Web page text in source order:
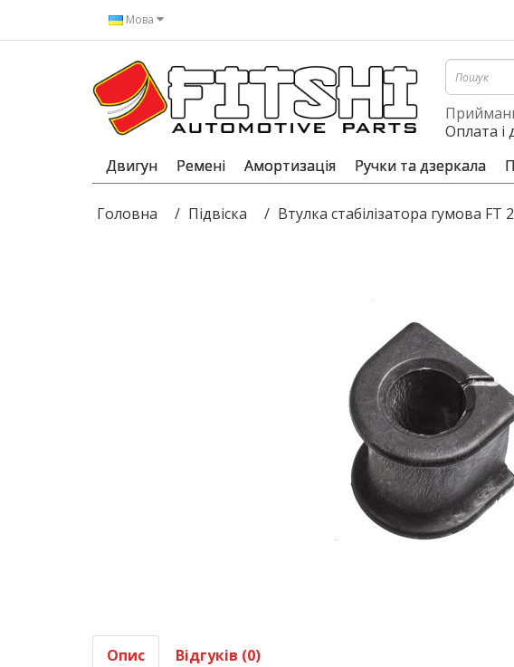
Мова
Оплата і
Двигун Ремені Амортизація Ручки та дзеркала
Головна Підвіска Втулка стабілізатора гумова FT
Опис Відгуків (0)